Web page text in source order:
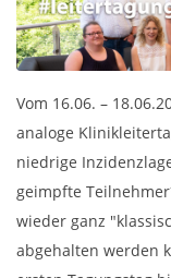
Vom 16.06. –
analoge
niedrige
geimpfte
wieder ganz
abgehalten werden